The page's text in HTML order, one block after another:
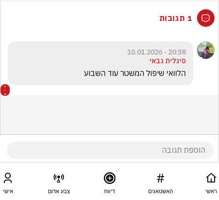
1 תגובות
20:58 - 10.01.2026
סיגלית גבאי
הלוואי שיפול המשטר עוד השבוע
ראשי האשטאגים דיווח צבע אדום אישי